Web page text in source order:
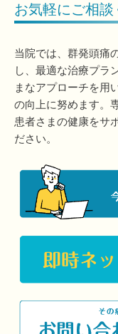
お気軽にご相談
当院では、群発頭痛
し、最適な治療プラ
まなアプローチを用
の向上に努めます。
患者さまの健康をサ
ださい。